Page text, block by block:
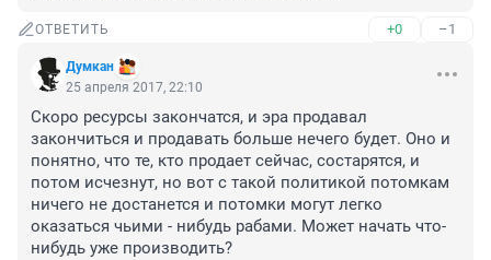
ОТВЕТИТЬ +0 –1
Думкан
25 апреля 2017, 22:10
Скоро ресурсы закончатся, и эра продавал
закончиться и продавать больше нечего будет. Оно и
понятно, что те, кто продает сейчас, состарятся, и
потом исчезнут, но вот с такой политикой потомкам
ничего не достанется и потомки могут легко
оказаться чьими - нибудь рабами. Может начать что-
нибудь уже производить?